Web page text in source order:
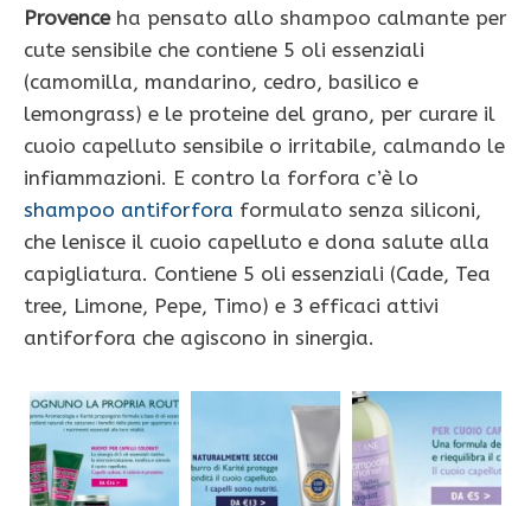
Provenceha pensato allo shampoo calmante per
cute sensibile che contiene 5 oli essenziali
(camomilla, mandarino, cedro, basilico e
lemongrass) e le proteine del grano, per curare il
cuoio capelluto sensibile o irritabile, calmando le
infiammazioni. E contro la forfora c’è lo
shampoo antiforfora formulato senza siliconi,
che lenisce il cuoio capelluto e dona salute alla
capigliatura. Contiene 5 oli essenziali (Cade, Tea
tree, Limone, Pepe, Timo) e 3 efficaci attivi
antiforfora che agiscono in sinergia.